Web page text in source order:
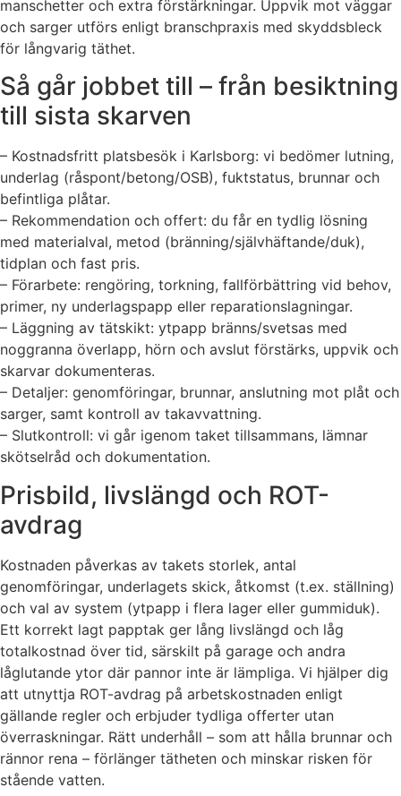
manschetter och extra förstärkningar. Uppvik mot väggar
och sarger utförs enligt branschpraxis med skyddsbleck
för långvarig täthet.
Så går jobbet till – från besiktning
till sista skarven
– Kostnadsfritt platsbesök i Karlsborg: vi bedömer lutning,
underlag (råspont/betong/OSB), fuktstatus, brunnar och
befintliga plåtar.
– Rekommendation och offert: du får en tydlig lösning
med materialval, metod (bränning/självhäftande/duk),
tidplan och fast pris.
– Förarbete: rengöring, torkning, fallförbättring vid behov,
primer, ny underlagspapp eller reparationslagningar.
– Läggning av tätskikt: ytpapp bränns/svetsas med
noggranna överlapp, hörn och avslut förstärks, uppvik och
skarvar dokumenteras.
– Detaljer: genomföringar, brunnar, anslutning mot plåt och
sarger, samt kontroll av takavvattning.
– Slutkontroll: vi går igenom taket tillsammans, lämnar
skötselråd och dokumentation.
Prisbild, livslängd och ROT-
avdrag
Kostnaden påverkas av takets storlek, antal
genomföringar, underlagets skick, åtkomst (t.ex. ställning)
och val av system (ytpapp i flera lager eller gummiduk).
Ett korrekt lagt papptak ger lång livslängd och låg
totalkostnad över tid, särskilt på garage och andra
låglutande ytor där pannor inte är lämpliga. Vi hjälper dig
att utnyttja ROT-avdrag på arbetskostnaden enligt
gällande regler och erbjuder tydliga offerter utan
överraskningar. Rätt underhåll – som att hålla brunnar och
rännor rena – förlänger tätheten och minskar risken för
stående vatten.